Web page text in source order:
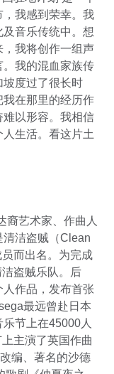
我感到荣幸。我
音乐传统中。想
我将创作一组声
。我的混血家族传
度过了很长时
在那里的经历作
以形容。我相信
生活。看这片土
裔艺术家、作曲人
洁盗贼（Clean
而出名。为完成
盗贼乐队。后
作品，发布首张
最远曾赴日本
节上在45000人
主演了英国作曲
编、著名的沙德